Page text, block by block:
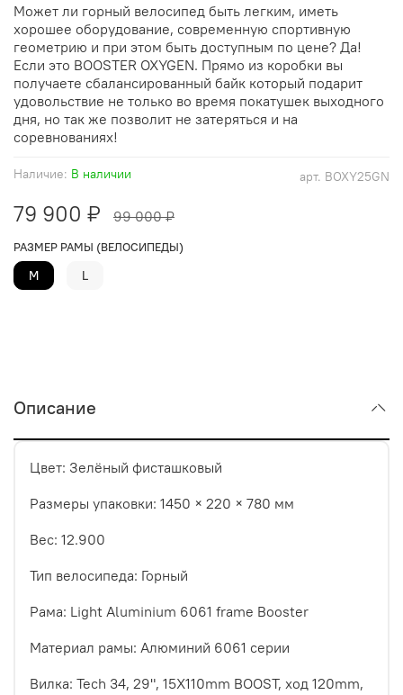
арт. BOXY25GN
Наличие: В наличии
79 900 ₽ 99 000 ₽
РАЗМЕР РАМЫ (ВЕЛОСИПЕДЫ)
M L
Может ли горный велосипед быть легким, иметь
хорошее оборудование, современную спортивную
геометрию и при этом быть доступным по цене? Да!
Если это BOOSTER OXYGEN. Прямо из коробки вы
получаете сбалансированный байк который подарит
удовольствие не только во время покатушек выходного
дня, но так же позволит не затеряться и на
соревнованиях!
Описание
Цвет: Зелёный фисташковый
Размеры упаковки: 1450 × 220 × 780 мм
Вес: 12.900
Тип велосипеда: Горный
Рама: Light Aluminium 6061 frame Booster
Материал рамы: Алюминий 6061 серии
Вилка: Tech 34, 29", 15X110mm BOOST, ход 120mm,